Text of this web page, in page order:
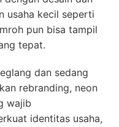
usaha kecil seperti
pun bisa tampil
tepat.
dan sedang
rebranding, neon
wajib
identitas usaha,